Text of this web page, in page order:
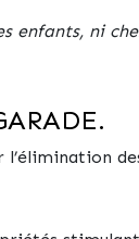
enfants, ni
l’élimination